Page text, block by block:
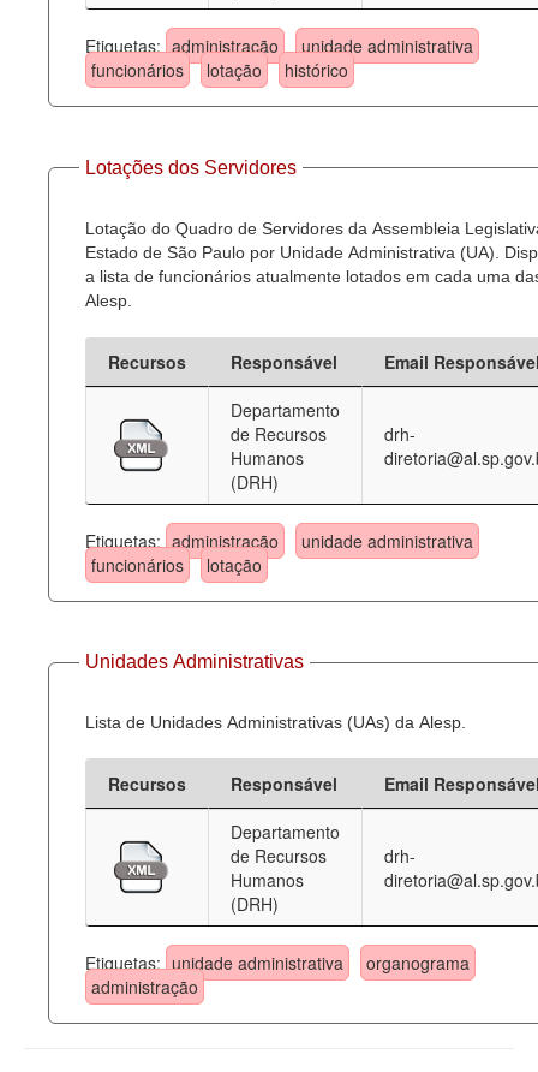
Etiquetas: administração
unidade administrativa
funcionários
lotação histórico
Lotações dos Servidores
Lotação do Quadro de Servidores da Assembleia
Estado de São Paulo por Unidade Administrativa (UA).
a lista de funcionários atualmente lotados em cada uma
Alesp.
Recursos Responsável
Email
Departamento
de Recursos
Humanos
(DRH)
drh-
Etiquetas: administração
unidade administrativa
funcionários
lotação
Unidades Administrativas
Lista de Unidades Administrativas (UAs) da Alesp.
Recursos Responsável
Email
Departamento
de Recursos
Humanos
(DRH)
drh-
Etiquetas: unidade administrativa
organograma
administração